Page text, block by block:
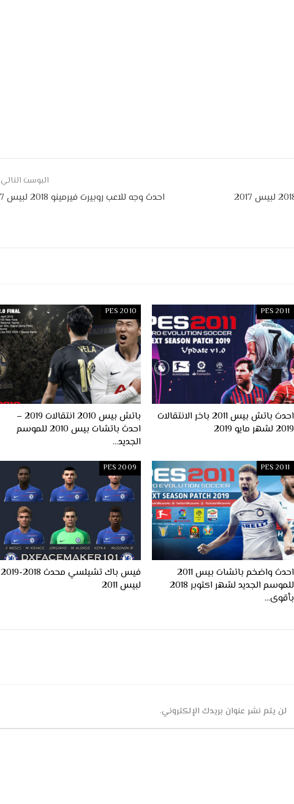
احدث اوبشن فايل بأخر انتقالات شهر مارس 2018 لبيس 2017
البوست التالي
احدث وجه للاعب روبيرت فيرمينو 2018 لبيس 2017
PES 2011
احدث باتش بيس 2011 باخر الانتقالات
2019 لشهر مايو 2019
PES 2010
باتش بيس 2010 انتقالات 2019 –
احدث باتشات بيس 2010 للموسم
الجديد…
PES 2011
احدث واضخم باتشات بيس 2011
للموسم الجديد لشهر اكتوبر 2018
بأقوى…
PES 2009
فيس باك تشيلسي محدث 2018-2019
لبيس 2011
لن يتم نشر عنوان بريدك الإلكتروني.